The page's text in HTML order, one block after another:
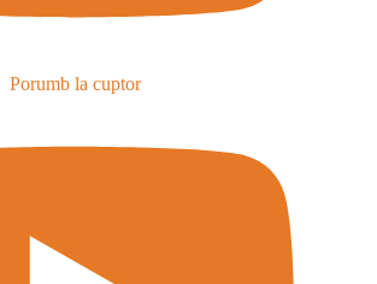
Porumb la cuptor